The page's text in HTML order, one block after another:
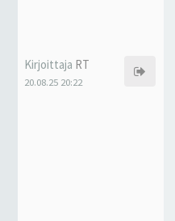
Kirjoittaja RT
20.08.25 20:22